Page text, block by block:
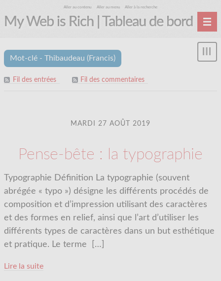
Aller au contenu Aller au menu Aller à la recherche
My Web is Rich | Tableau de bord
Archives
Mot-clé - Thibaudeau (Francis)
Fil des entrées Fil des commentaires
MARDI 27 AOÛT 2019
Pense-bête : la typographie
Typographie Définition La typographie (souvent
abrégée « typo ») désigne les différents procédés de
composition et d’impression utilisant des caractères
et des formes en relief, ainsi que l’art d’utiliser les
différents types de caractères dans un but esthétique
et pratique. Le terme
[…]
Lire la suite